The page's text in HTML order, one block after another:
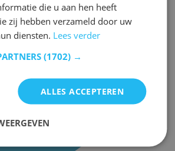
die u aan hen heeft
zij hebben verzameld door uw
diensten. Lees verder
(1702) →
ALLES ACCEPTEREN